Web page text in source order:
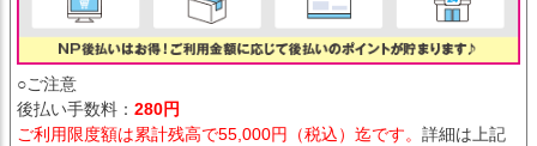
○ご注意
後払い手数料： 280円
ご利用限度額は累計残高で55,000円（税込）迄です。 詳細は上記